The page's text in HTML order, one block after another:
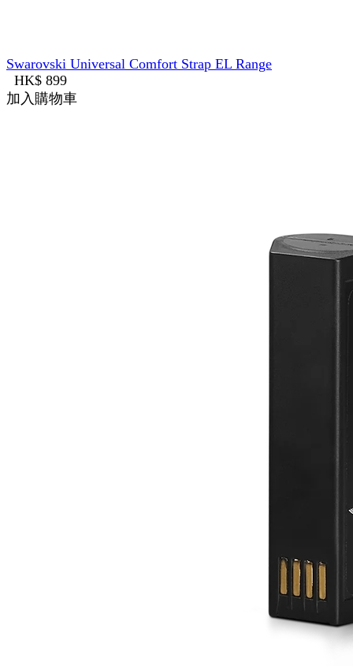
Swarovski Universal Comfort Strap EL Range
HK$ 899
加入購物車